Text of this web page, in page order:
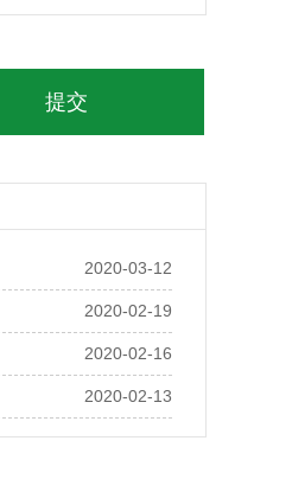
2020-03-12
2020-02-19
2020-02-16
2020-02-13